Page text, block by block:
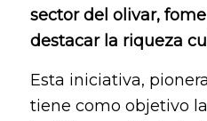
sector del olivar,
destacar la riqueza
Esta iniciativa,
tiene como objetivo